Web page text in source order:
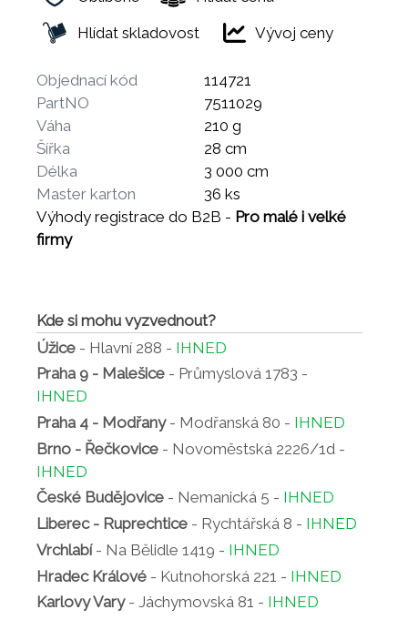
Hlídat skladovost
Vývoj ceny
Objednací kód
114721
PartNO
7511029
Váha
210 g
Šířka
28 cm
Délka
3 000 cm
Master karton
36 ks
Výhody registrace do B2B - Pro malé i velké
firmy
Kde si mohu vyzvednout?
Úžice - Hlavní 288 - IHNED
Praha 9 - Malešice - Průmyslová 1783 -
IHNED
Praha 4 - Modřany- Modřanská 80 - IHNED
Brno - Řečkovice - Novoměstská 2226/1d -
IHNED
České Budějovice - Nemanická 5 - IHNED
Liberec - Ruprechtice - Rychtářská 8 - IHNED
Vrchlabí- Na Bělidle 1419 - IHNED
Hradec Králové - Kutnohorská 221 - IHNED
Karlovy Vary- Jáchymovská 81 - IHNED